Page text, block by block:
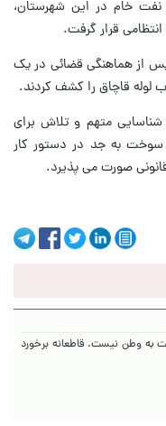
نفت خام در این شهرستان،
قرار گرفت.
انتظامی کلانتری ۱۱ باوی پس از هماهنگی قضائی در یک
قاچاق را کشف کردند.
شناسایی متهم و تلاش برای
سوخت به جد در دستور کار
صورت می پذیرد.
به وطن نیست. قاطعانه برخورد